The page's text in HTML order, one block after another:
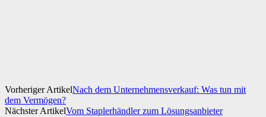
Vorheriger ArtikelNach dem Unternehmensverkauf: Was tun mit
dem Vermögen?
Nächster ArtikelVom Staplerhändler zum Lösungsanbieter